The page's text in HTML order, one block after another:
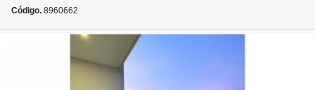
Código. 8960662